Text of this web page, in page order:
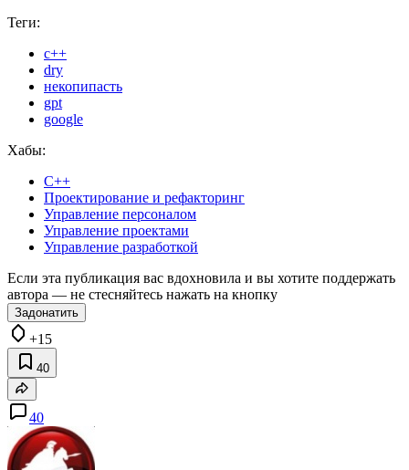
Теги:
с++
dry
некопипасть
gpt
google
Хабы:
C++
Проектирование и рефакторинг
Управление персоналом
Управление проектами
Управление разработкой
Если эта публикация вас вдохновила и вы хотите поддержать
автора — не стесняйтесь нажать на кнопку
Задонатить
+15
40
40